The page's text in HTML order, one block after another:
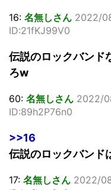
16: 名無しさん 2022/
ID:21fKJ99V0
伝説のロックバンド
ろw
60: 名無しさん 2022/
ID:89h2P76n0
>>16
伝説のロックバン
17: 名無しさん 2022/